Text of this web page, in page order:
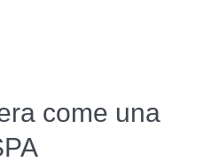
come una